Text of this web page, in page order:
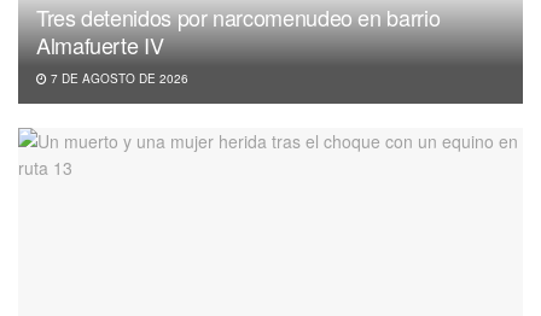
Tres detenidos por narcomenudeo en barrio
Almafuerte IV
7 DE AGOSTO DE 2026